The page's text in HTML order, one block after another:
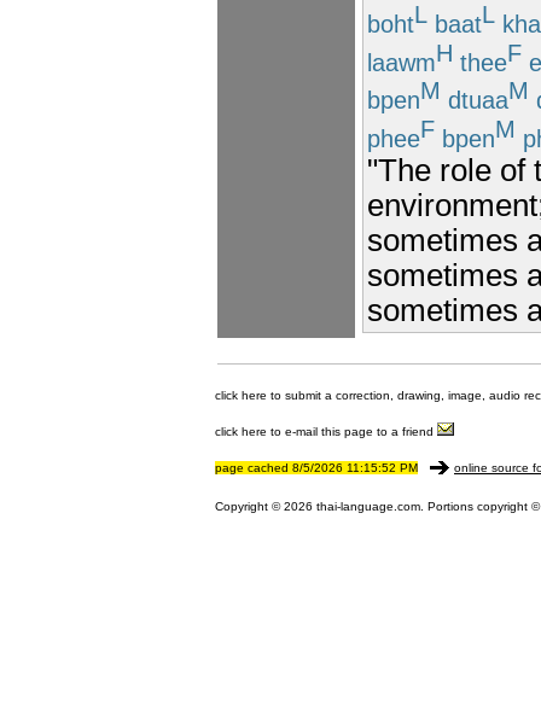
bohtL baatL
laawmH theeF
bpenM dtuaaM
pheeF bpenM
"The role of
sometimes
sometimes
sometimes
click here to submit a correction, drawing, image, audio
click here to e-mail this page to a friend
page cached 8/5/2026 11:15:52 PM online source
Copyright © 2026 thai-language.com. Portions copyright